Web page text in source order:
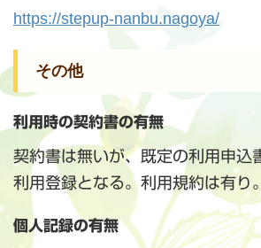
https://stepup-nanbu.nagoya/
その他
利用時の契約書の有無
契約書は無いが、既定の利用申込
利用登録となる。利用規約は有り。
個人記録の有無